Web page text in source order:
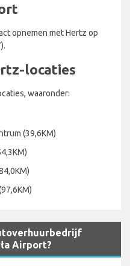
opnemen met Hertz op
locaties
waaronder:
(39,6KM)
Airport?